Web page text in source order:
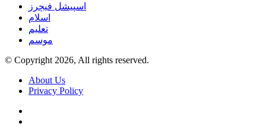
اسپیشل فیچرز
اسلام
تعلیم
موسم
© Copyright 2026, All rights reserved.
About Us
Privacy Policy